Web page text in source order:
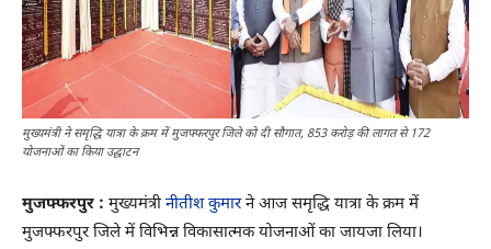
मुख्यमंत्री ने समृद्धि यात्रा के क्रम में मुजफ्फरपुर जिले को दी सौगात, 853 करोड़ की लागत से 172
योजनाओं का किया उद्घाटन
मुजफ्फरपुर : मुख्यमंत्री नीतीश कुमारने आज समृद्धि यात्रा के क्रम में
मुजफ्फरपुर जिले में विभिन्न विकासात्मक योजनाओं का जायजा लिया।